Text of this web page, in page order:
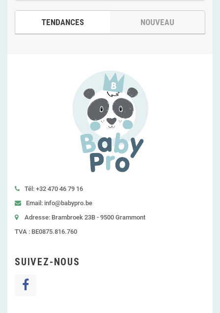
TENDANCES NOUVEAU
Tél: +32 470 46 79 16
Email: info@babypro.be
Adresse: Brambroek 23B - 9500 Grammont
TVA : BE0875.816.760
SUIVEZ-NOUS